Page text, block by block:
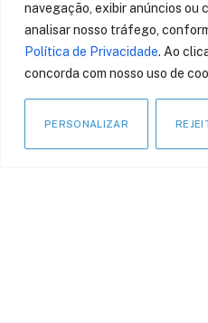
navegação, exibir anúncios ou
analisar nosso tráfego,
Política de Privacidade. Ao
concorda com nosso uso de
PERSONALIZAR
APOIO